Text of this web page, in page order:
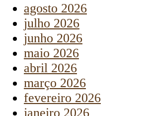
agosto 2026
julho 2026
junho 2026
maio 2026
abril 2026
março 2026
fevereiro 2026
janeiro 2026